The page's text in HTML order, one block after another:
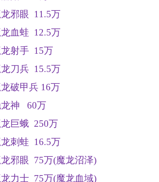
邪眼 11.5万
血蛙 12.5万
射手 15万
刀兵 15.5万
破甲兵 16万
神 60万
巨蛾 250万
刺蛙 16.5万
邪眼 75万(魔龙沼泽)
力士 75万(魔龙血域)